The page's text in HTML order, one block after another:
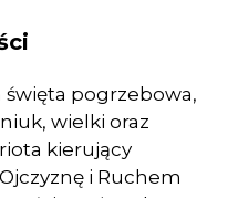
święta pogrzebowa,
wielki oraz
kierujący
i Ruchem